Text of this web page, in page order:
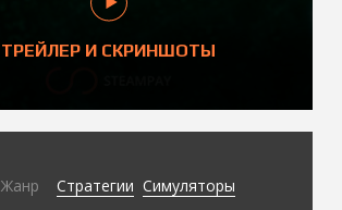
ТРЕЙЛЕР И СКРИНШОТЫ
Жанр Стратегии Симуляторы